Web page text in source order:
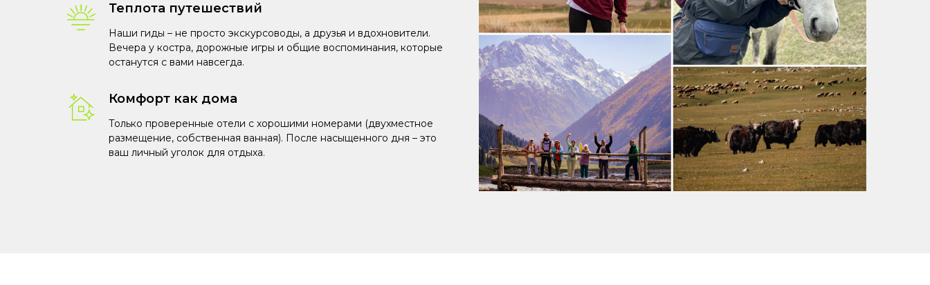
Теплота путешествий
Наши гиды – не просто экскурсоводы, а друзья и вдохновители.
Вечера у костра, дорожные игры и общие воспоминания, которые
останутся с вами навсегда.
Комфорт как дома
Только проверенные отели с хорошими номерами (двухместное
размещение, собственная ванная). После насыщенного дня – это
ваш личный уголок для отдыха.